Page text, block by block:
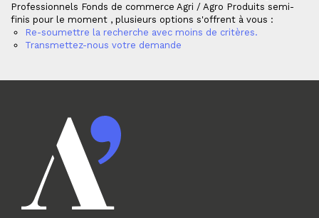
Professionnels Fonds de commerce Agri / Agro Produits semi-
finis pour le moment , plusieurs options s'offrent à vous :
Re-soumettre la recherche avec moins de critères.
Transmettez-nous votre demande